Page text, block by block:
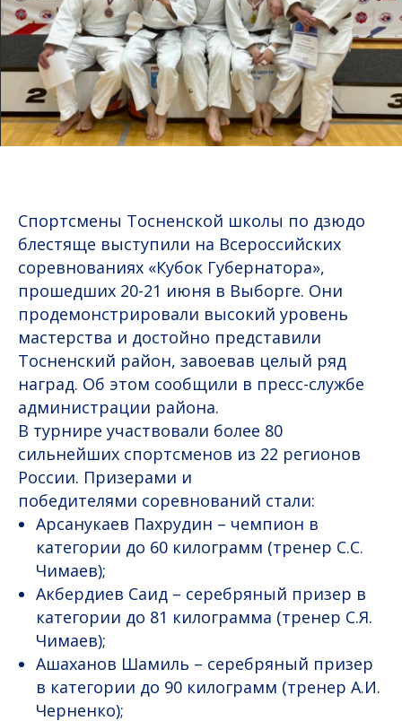
Спортсмены Тосненской школы по дзюдо
блестяще выступили на Всероссийских
соревнованиях «Кубок Губернатора»,
прошедших 20-21 июня в Выборге. Они
продемонстрировали высокий уровень
мастерства и достойно представили
Тосненский район, завоевав целый ряд
наград. Об этом сообщили в пресс-службе
администрации района.
В турнире участвовали более 80
сильнейших спортсменов из 22 регионов
России. Призерами и
победителями соревнований стали:
Арсанукаев Пахрудин – чемпион в
категории до 60 килограмм (тренер С.С.
Чимаев);
Акбердиев Саид – серебряный призер в
категории до 81 килограмма (тренер С.Я.
Чимаев);
Ашаханов Шамиль – серебряный призер
в категории до 90 килограмм (тренер А.И.
Черненко);